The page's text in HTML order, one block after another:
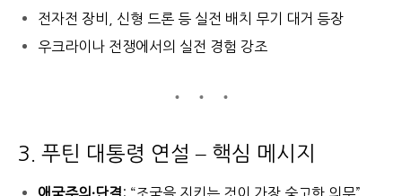
전자전 장비, 신형 드론 등 실전 배치 무기 대거 등장
우크라이나 전쟁에서의 실전 경험 강조
3. 푸틴 대통령 연설 – 핵심 메시지